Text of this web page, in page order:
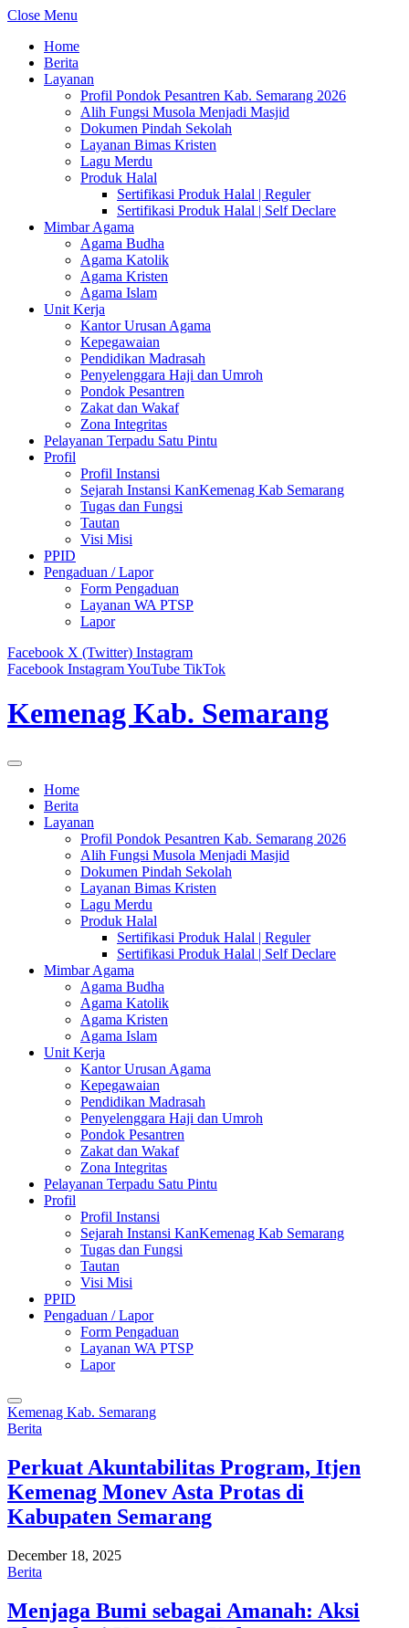
Close Menu
Home
Berita
Layanan
Profil Pondok Pesantren Kab. Semarang 2026
Alih Fungsi Musola Menjadi Masjid
Dokumen Pindah Sekolah
Layanan Bimas Kristen
Lagu Merdu
Produk Halal
Sertifikasi Produk Halal | Reguler
Sertifikasi Produk Halal | Self Declare
Mimbar Agama
Agama Budha
Agama Katolik
Agama Kristen
Agama Islam
Unit Kerja
Kantor Urusan Agama
Kepegawaian
Pendidikan Madrasah
Penyelenggara Haji dan Umroh
Pondok Pesantren
Zakat dan Wakaf
Zona Integritas
Pelayanan Terpadu Satu Pintu
Profil
Profil Instansi
Sejarah Instansi KanKemenag Kab Semarang
Tugas dan Fungsi
Tautan
Visi Misi
PPID
Pengaduan / Lapor
Form Pengaduan
Layanan WA PTSP
Lapor
Facebook X (Twitter) Instagram
Facebook InstagramYouTube TikTok
Kemenag Kab. Semarang
Home
Berita
Layanan
Profil Pondok Pesantren Kab. Semarang 2026
Alih Fungsi Musola Menjadi Masjid
Dokumen Pindah Sekolah
Layanan Bimas Kristen
Lagu Merdu
Produk Halal
Sertifikasi Produk Halal | Reguler
Sertifikasi Produk Halal | Self Declare
Mimbar Agama
Agama Budha
Agama Katolik
Agama Kristen
Agama Islam
Unit Kerja
Kantor Urusan Agama
Kepegawaian
Pendidikan Madrasah
Penyelenggara Haji dan Umroh
Pondok Pesantren
Zakat dan Wakaf
Zona Integritas
Pelayanan Terpadu Satu Pintu
Profil
Profil Instansi
Sejarah Instansi KanKemenag Kab Semarang
Tugas dan Fungsi
Tautan
Visi Misi
PPID
Pengaduan / Lapor
Form Pengaduan
Layanan WA PTSP
Lapor
Kemenag Kab. Semarang
Berita
Perkuat Akuntabilitas Program, Itjen
Kemenag Monev Asta Protas di
Kabupaten Semarang
December 18, 2025
Berita
Menjaga Bumi sebagai Amanah: Aksi